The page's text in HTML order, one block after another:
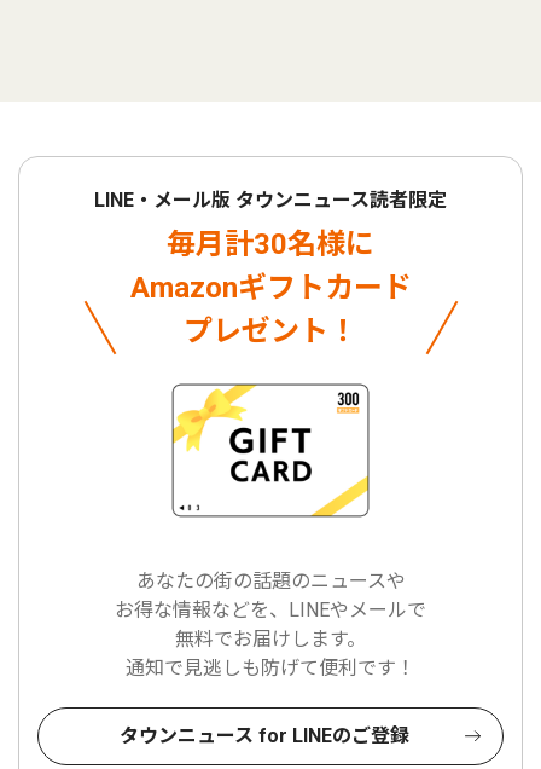
LINE・メール版 タウンニュース読者限定
毎月計30名様に
Amazonギフトカード
プレゼント！
あなたの街の話題のニュースや
お得な情報などを、LINEやメールで
無料でお届けします。
通知で見逃しも防げて便利です！
タウンニュース for LINEのご登録